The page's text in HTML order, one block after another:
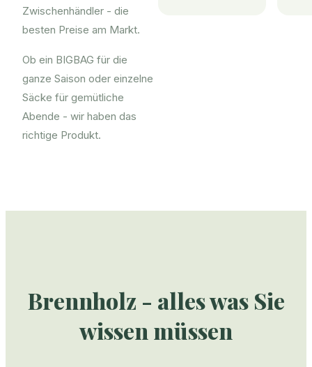
Zwischenhändler - die
besten Preise am Markt.
Ob ein BIGBAG für die
ganze Saison oder einzelne
Säcke für gemütliche
Abende - wir haben das
richtige Produkt.
Brennholz - alles was Sie
wissen müssen